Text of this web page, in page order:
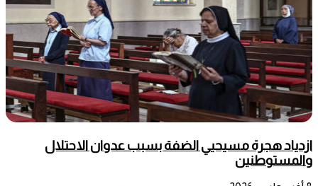
ازدياد هجرة مسيحيي الضفة بسبب عدوان الاحتلال
والمستوطنين